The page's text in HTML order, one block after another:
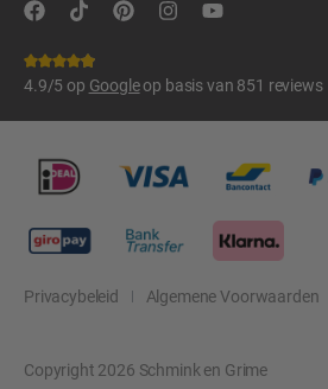
4.9/5 op Googleop basis van 851 reviews
Privacybeleid Algemene Voorwaarden
Copyright 2026 Schmink en Grime